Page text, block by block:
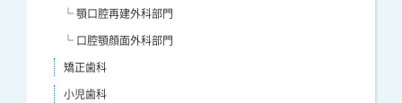
└ 顎口腔再建外科部門
└ 口腔顎顔面外科部門
矯正歯科
小児歯科